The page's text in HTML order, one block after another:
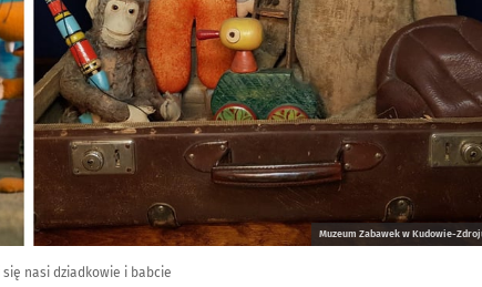
Muzeum Zabawek w Kudowie-
nasi dziadkowie i babcie